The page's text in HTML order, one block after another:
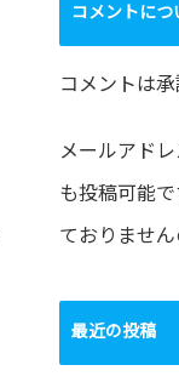
コメントにつ
コメントは承
メールアド
も投稿可能
ておりません
最近の投稿